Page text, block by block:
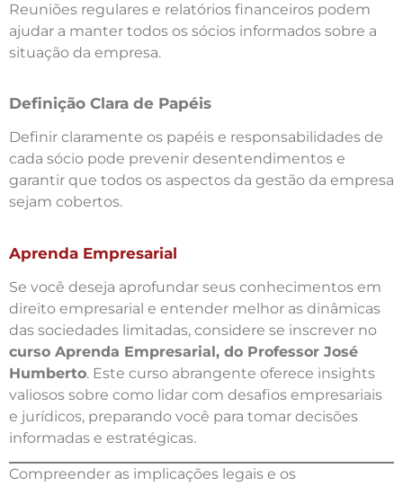
Reuniões regulares e relatórios financeiros podem
ajudar a manter todos os sócios informados sobre a
situação da empresa.
Definição Clara de Papéis
Definir claramente os papéis e responsabilidades de
cada sócio pode prevenir desentendimentos e
garantir que todos os aspectos da gestão da empresa
sejam cobertos.
Aprenda Empresarial
Se você deseja aprofundar seus conhecimentos em
direito empresarial e entender melhor as dinâmicas
das sociedades limitadas, considere se inscrever no
curso Aprenda Empresarial, do Professor José
Humberto. Este curso abrangente oferece insights
valiosos sobre como lidar com desafios empresariais
e jurídicos, preparando você para tomar decisões
informadas e estratégicas.
Compreender as implicações legais e os